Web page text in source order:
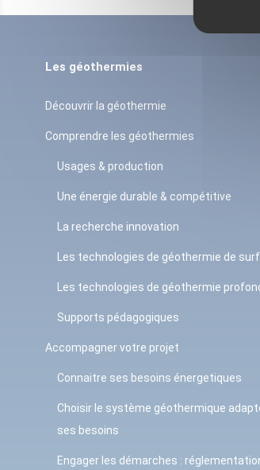
Les géothermies
Découvrir la géothermie
Comprendre les géothermies
Usages & production
Une énergie durable & compétitive
La recherche innovation
Les technologies de géothermie de
Les technologies de géothermie
Supports pédagogiques
Accompagner votre projet
Connaitre ses besoins énergetiques
Choisir le système géothermique
ses besoins
Engager les démarches :